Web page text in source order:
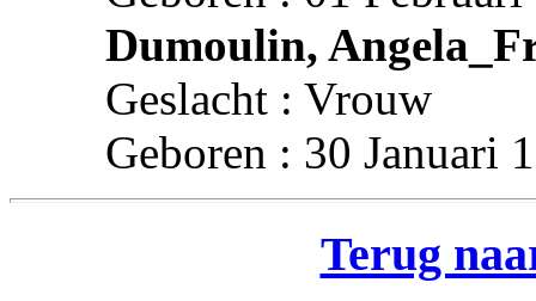
Dumoulin,
Geslacht : Vrouw
Geboren : 30 Januari
Terug